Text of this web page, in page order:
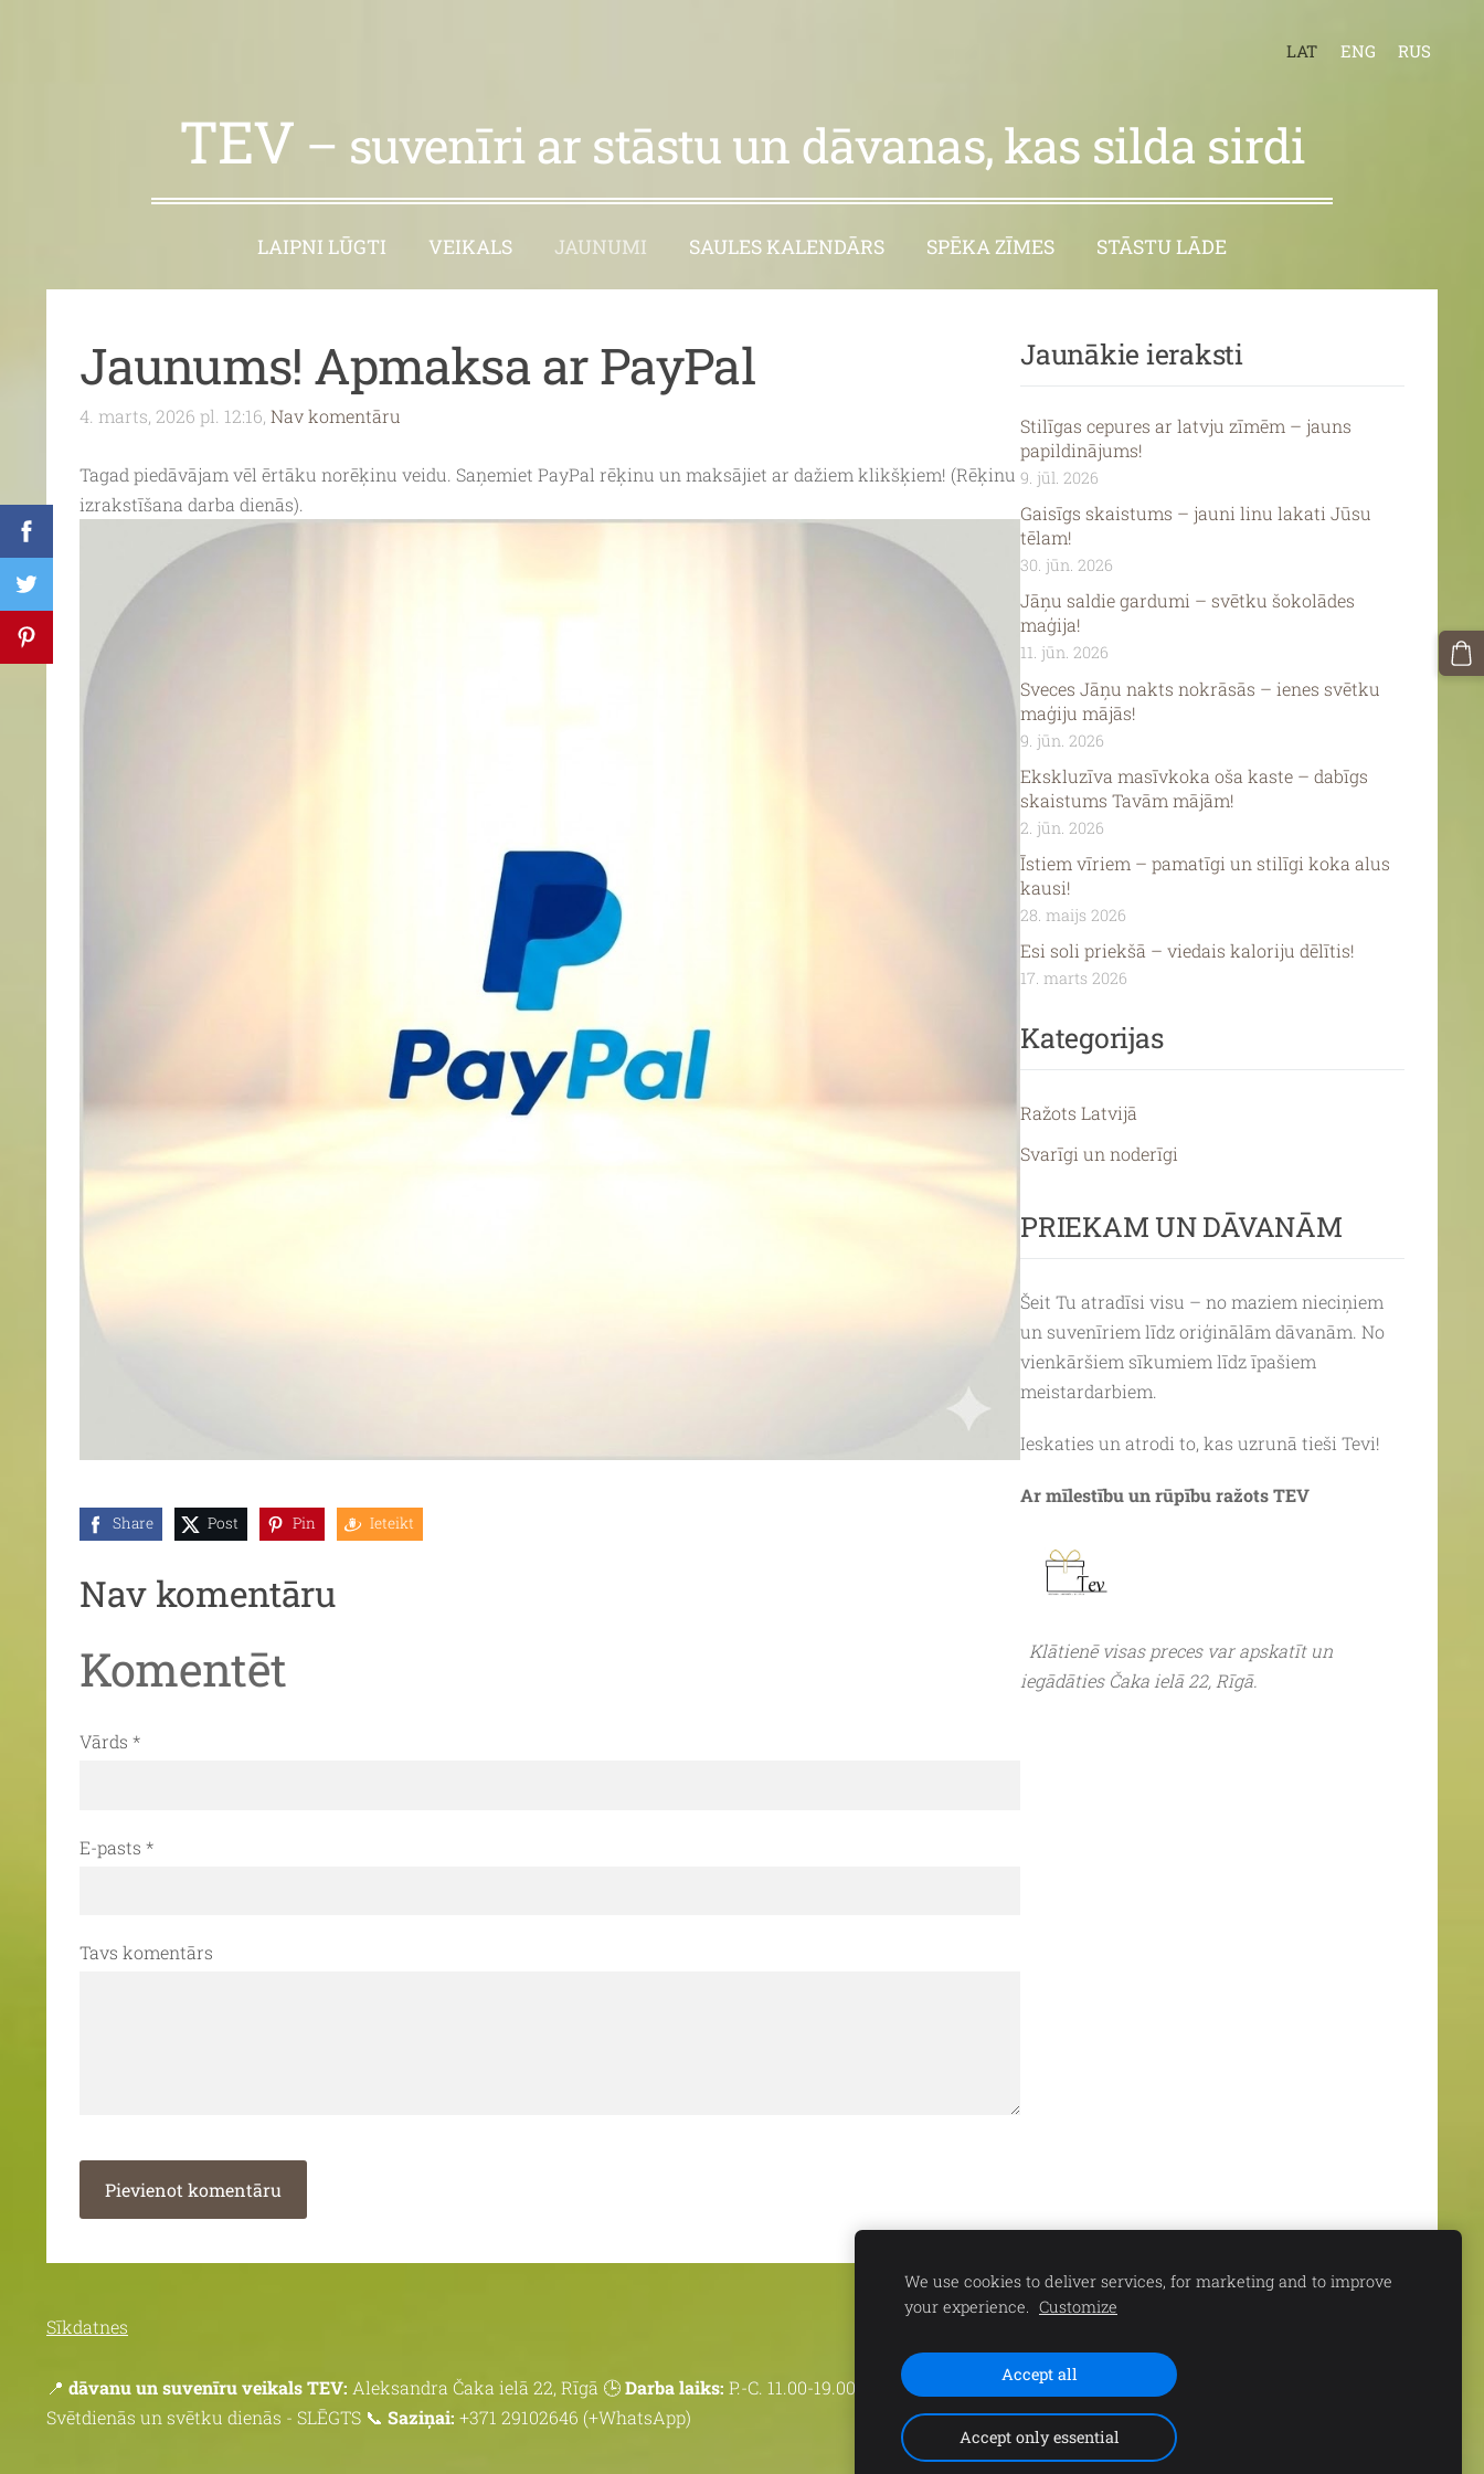
LAT ENG RUS
TEV – suvenīri ar stāstu un dāvanas, kas silda sirdi
LAIPNI LŪGTI VEIKALS JAUNUMI SAULES KALENDĀRS SPĒKA ZĪMES STĀSTU LĀDE
Jaunākie ieraksti
Stilīgas cepures ar latvju zīmēm – jauns
papildinājums!
9. jūl. 2026
Gaisīgs skaistums – jauni linu lakati Jūsu
tēlam!
30. jūn. 2026
Jāņu saldie gardumi – svētku šokolādes
maģija!
11. jūn. 2026
Sveces Jāņu nakts nokrāsās – ienes svētku
maģiju mājās!
9. jūn. 2026
Ekskluzīva masīvkoka oša kaste – dabīgs
skaistums Tavām mājām!
2. jūn. 2026
Īstiem vīriem – pamatīgi un stilīgi koka alus
kausi!
28. maijs 2026
Esi soli priekšā – viedais kaloriju dēlītis!
17. marts 2026
Kategorijas
Ražots Latvijā
Svarīgi un noderīgi
PRIEKAM UN DĀVANĀM
Šeit Tu atradīsi visu – nomaziem nieciņiem
un suvenīriem līdz oriģinālām dāvanām. No
vienkāršiem sīkumiem līdz īpašiem
meistardarbiem.
Ieskaties un atrodi to, kas uzrunā tieši Tevi!
Ar mīlestību un rūpību ražots TEV
Klātienē visas preces var apskatīt un
iegādāties Čaka ielā 22, Rīgā.
Jaunums! Apmaksa ar PayPal
4. marts, 2026 pl. 12:16, Nav komentāru
Tagad piedāvājam vēl ērtāku norēķinu veidu. Saņemiet PayPal rēķinu un maksājiet ar dažiem klikšķiem! (Rēķinu
izrakstīšana darba dienās).
Share Post Pin Ieteikt
Nav komentāru
Komentēt
Vārds *
E-pasts *
Tavs komentārs
Sīkdatnes
📍 dāvanu un suvenīru veikals TEV: Aleksandra Čaka ielā 22, Rīgā 🕒Darba laiks: P.-C. 11.00-19.00 | P. 11.00-18.00 | S. 11.00-15.00 |
Svētdienās un svētku dienās - SLĒGTS 📞 Saziņai: +371 29102646 (+WhatsApp)
We use cookies to deliver services, for marketing and to improve
your experience. Customize
Accept all
Accept only essential